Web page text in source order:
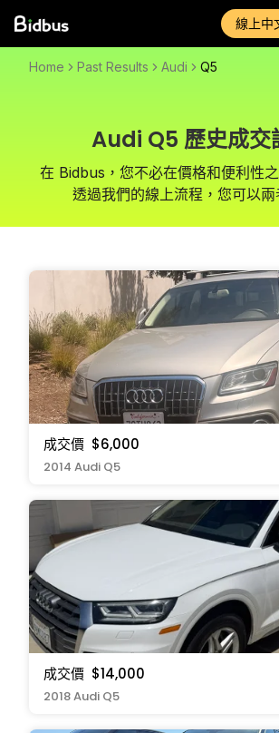
線上中
Home Past Results Audi Q5
Audi Q5 歷史成交
在 Bidbus，您不必在價格和便利性
透過我們的線上流程，您可以兩
成交價 $6,000
2014 Audi Q5
成交價 $14,000
2018 Audi Q5